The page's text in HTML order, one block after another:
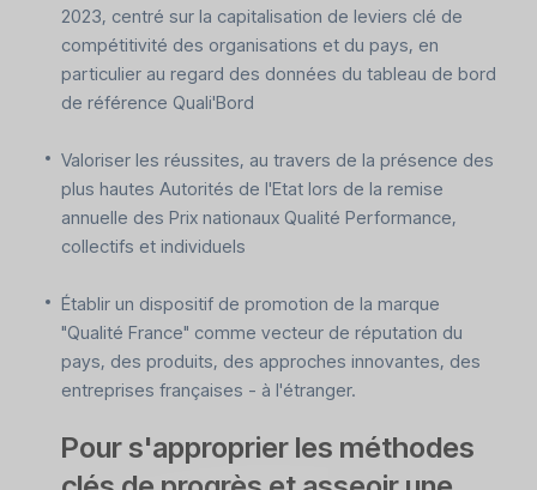
2023, centré sur la capitalisation de leviers clé de
compétitivité des organisations et du pays, en
particulier au regard des données du tableau de bord
de référence Quali'Bord
Valoriser les réussites, au travers de la présence des
plus hautes Autorités de l'Etat lors de la remise
annuelle des Prix nationaux Qualité Performance,
collectifs et individuels
Établir un dispositif de promotion de la marque
"Qualité France" comme vecteur de réputation du
pays, des produits, des approches innovantes, des
entreprises françaises - à l'étranger.
Pour s'approprier les méthodes